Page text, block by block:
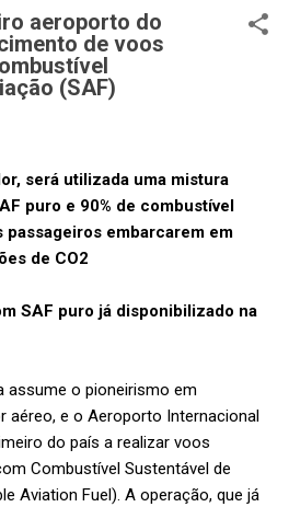
anualmente. Cada mala
médio de US$ 260. Com um
US$ 8 por passageiro, uma mala
mais de 30 assentos vendidos, e
aeroporto do
de voos
(SAF)
será utilizada uma mistura
puro e 90% de combustível
embarcarem em
de CO2
SAF puro já disponibilizado na
assume o pioneirismo em
aéreo, e o Aeroporto Internacional
do país a realizar voos
Combustível Sustentável de
Aviation Fuel). A operação, que já